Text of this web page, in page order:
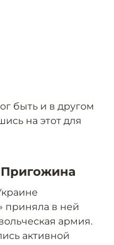
быть и в другом
на этот для
приняла в ней
армия.
активной